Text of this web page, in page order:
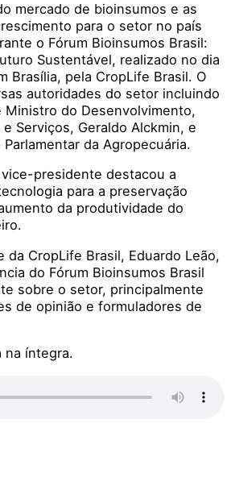
mercado de bioinsumos e as
para o setor no país
o Fórum Bioinsumos Brasil:
Sustentável, realizado no dia
Brasília, pela CropLife Brasil. O
autoridades do setor incluindo
do Desenvolvimento,
Serviços, Geraldo Alckmin, e
da Agropecuária.
presidente destacou a
para a preservação
da produtividade do
da CropLife Brasil, Eduardo Leão,
do Fórum Bioinsumos Brasil
sobre o setor, principalmente
de opinião e formuladores de
na íntegra.